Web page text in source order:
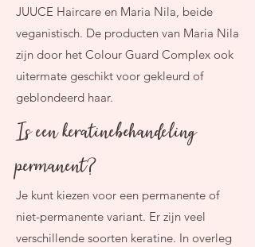
JUUCE Haircare en Maria Nila, beide
veganistisch. De producten van Maria Nila
zijn door het Colour Guard Complex ook
uitermate geschikt voor gekleurd of
geblondeerd haar.
Is een keratinebehandeling
permanent?
Je kunt kiezen voor een permanente of
niet-permanente variant. Er zijn veel
verschillende soorten keratine. In overleg